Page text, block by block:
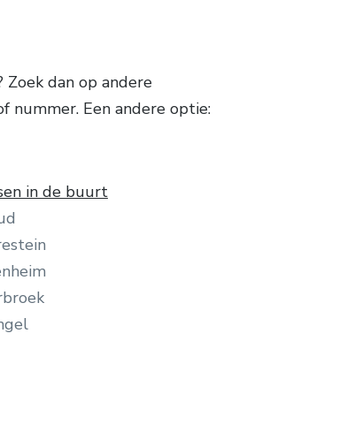
dan op andere
nummer. Een andere optie:
in de buurt